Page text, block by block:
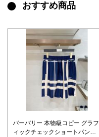
おすすめ商品
バーバリー 本物級コピー グラフ
ィックチェックショートパンツ